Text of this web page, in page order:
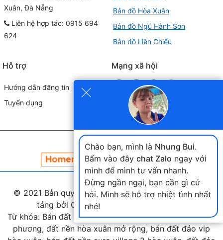
×
Chào bạn, mình là Nhung Bui.
Bấm vào đây chat Zalo ngay với
mình để mình tư vấn nhanh.
Đừng ngần ngại, bạn cần gì cứ
hỏi. Mình sẽ hỗ trợ nhiệt tình nhất
nhé!
Xuân, Đà Nẵng
Liên hệ hợp tác: 0915 694
624
Bản đồ Hòa Xuân
Bản đồ Ngũ Hành Sơn
Bản đồ Liên Chiểu
Hỗ trợ
Hướng dẫn đăng tin
Tuyển dụng
Mạng xã hội
© 2021 Bản quyền thuộclandmap.vn. Phát triển nền
tảng bởi Công ty Home Land Việt Nam.
Từ khóa: Bán đất hòa xuân, bán đất nam cầu nguyễn tri
phương, đất nền hòa xuân mở rộng, bán đất đảo vip